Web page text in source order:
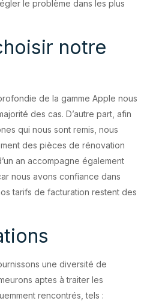
le problème dans les plus
notre
de la gamme Apple nous
des cas. D’autre part, afin
qui nous sont remis, nous
des pièces de rénovation
an accompagne également
nous avons confiance dans
tarifs de facturation restent des
une diversité de
aptes à traiter les
rencontrés, tels :